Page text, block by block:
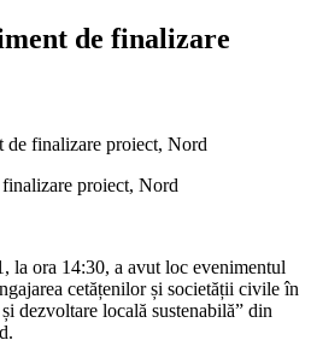
de finalizare
de finalizare proiect, Nord
la ora 14:30, a avut loc evenimentul
cetățenilor și societății civile în
dezvoltare locală sustenabilă” din